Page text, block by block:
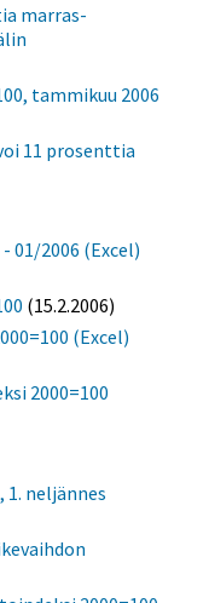
marras-
tammikuu 2006
11 prosenttia
01/2006 (Excel)
(15.2.2006)
(Excel)
2000=100
neljännes